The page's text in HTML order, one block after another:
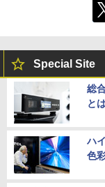
Special Site
総
と
ハ
色